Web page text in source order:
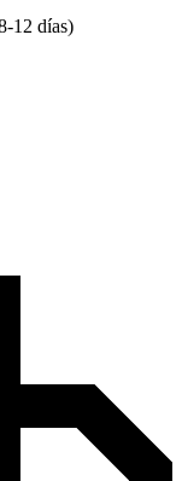
12 días)